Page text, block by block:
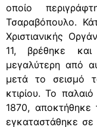
οποίο
Τσαραβόπουλο.
Χριστιανικής
11, βρέθηκε
μεγαλύτερη από
μετά το σεισμό
κτιρίου. Το
1870,
εγκαταστάθηκε